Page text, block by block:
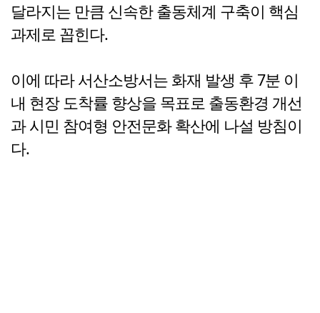
달라지는 만큼 신속한 출동체계 구축이 핵심
과제로 꼽힌다.
이에 따라 서산소방서는 화재 발생 후 7분 이
내 현장 도착률 향상을 목표로 출동환경 개선
과 시민 참여형 안전문화 확산에 나설 방침이
다.